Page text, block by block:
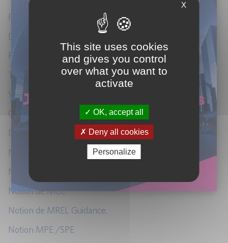
Principes généraux.
Définition.
Périmètre d’application.
TLAC Interne.
Vision consolidée.
Calendrier de déploiement.
Dettes / engagements éligibles
Notion de RCA (Recapitalisation Amount).
Notion de LAA (Loss-Absorbing Amount).
Notion de MCC
Notion de MREL Guidance.
Notion MPE /SPE
X
This site uses cookies
and gives you control
over what you want to
activate
OK, accept all
Deny all cookies
Personalize